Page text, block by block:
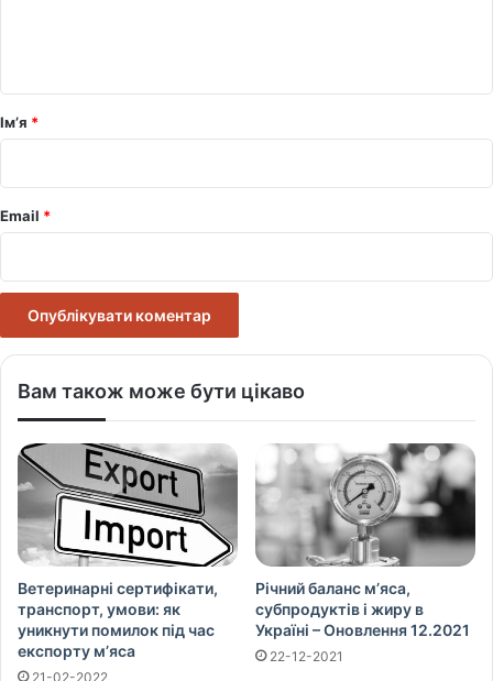
р
*
Ім’я *
Email *
Вам також може бути цікаво
Ветеринарні сертифікати,
транспорт, умови: як
уникнути помилок під час
експорту м’яса
21-02-2022
Річний баланс м’яса,
субпродуктів і жиру в
Україні – Оновлення 12.2021
22-12-2021